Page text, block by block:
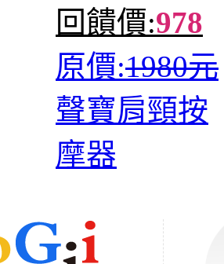
回饋價:978
原價:1980元
聲寶肩頸按
摩器